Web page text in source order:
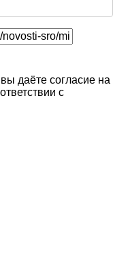
даёте согласие на
с